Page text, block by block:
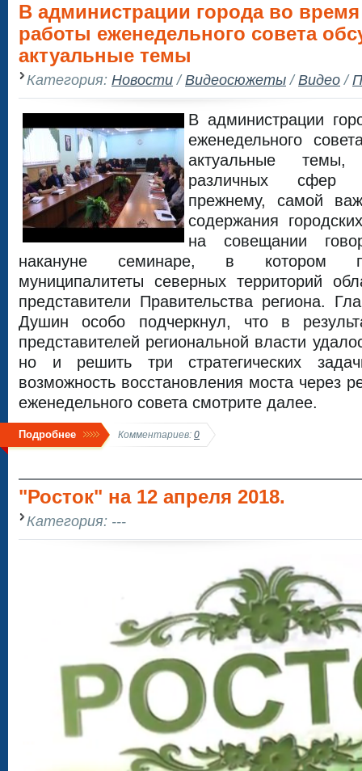
В администрации города во время
работы еженедельного совета
актуальные темы
Категория: Новости/Видеосюжеты/Видео/
В администрации
еженедельного
актуальные темы,
различных сфер
прежнему, самой
содержания
на совещании
накануне семинаре, в котором
муниципалитеты северных территорий
представители Правительства региона.
Душин особо подчеркнул, что в
представителей региональной власти
но и решить три стратегических
возможность восстановления моста через
еженедельного совета смотрите далее.
Подробнее Комментариев: 0
"Росток" на 12 апреля 2018.
Категория: ---